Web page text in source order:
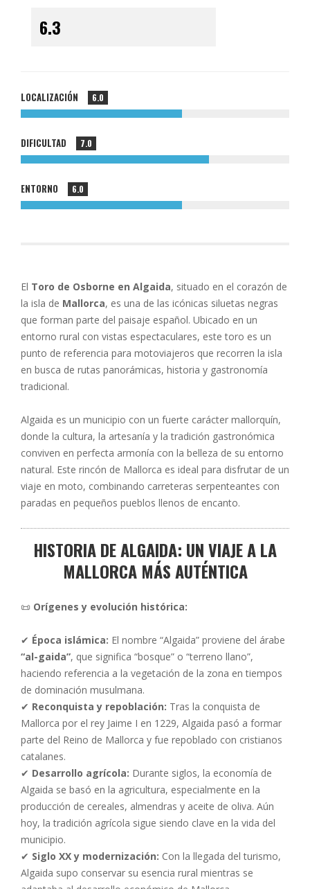
LOCALIZACIÓN 6.0
DIFICULTAD 7.0
ENTORNO 6.0
El Toro de Osborne en Algaida, situado en el corazón de
la isla de Mallorca, es una de las icónicas siluetas negras
que forman parte del paisaje español. Ubicado en un
entorno rural con vistas espectaculares, este toro es un
punto de referencia para motoviajeros que recorren la isla
en busca de rutas panorámicas, historia y gastronomía
tradicional.
Algaida es un municipio con un fuerte carácter mallorquín,
donde la cultura, la artesanía y la tradición gastronómica
conviven en perfecta armonía con la belleza de su entorno
natural. Este rincón de Mallorca es ideal para disfrutar de un
viaje en moto, combinando carreteras serpenteantes con
paradas en pequeños pueblos llenos de encanto.
HISTORIA DE ALGAIDA: UN VIAJE A LA
MALLORCA MÁS AUTÉNTICA
📜 Orígenes y evolución histórica:
✔ Época islámica: El nombre “Algaida” proviene del árabe
“al-gaida”, que significa “bosque” o “terreno llano”,
haciendo referencia a la vegetación de la zona en tiempos
de dominación musulmana.
✔ Reconquista y repoblación: Tras la conquista de
Mallorca por el rey Jaime I en 1229, Algaida pasó a formar
parte del Reino de Mallorca y fue repoblado con cristianos
catalanes.
✔ Desarrollo agrícola: Durante siglos, la economía de
Algaida se basó en la agricultura, especialmente en la
producción de cereales, almendras y aceite de oliva. Aún
hoy, la tradición agrícola sigue siendo clave en la vida del
municipio.
✔ Siglo XX y modernización: Con la llegada del turismo,
Algaida supo conservar su esencia rural mientras se